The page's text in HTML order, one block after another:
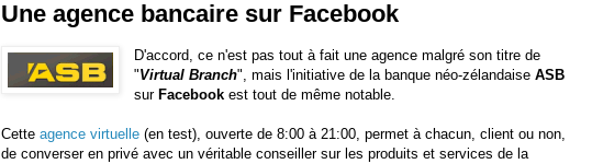
Une agence bancaire sur Facebook
D'accord, ce n'est pas tout à fait une agence malgré son titre de
"Virtual Branch", mais l'initiative de la banque néo-zélandaiseASB
sur Facebook est tout de même notable.
Cette agence virtuelle (en test), ouverte de 8:00 à 21:00, permet à chacun, client ou non,
de converser en privé avec un véritable conseiller sur les produits et services de la